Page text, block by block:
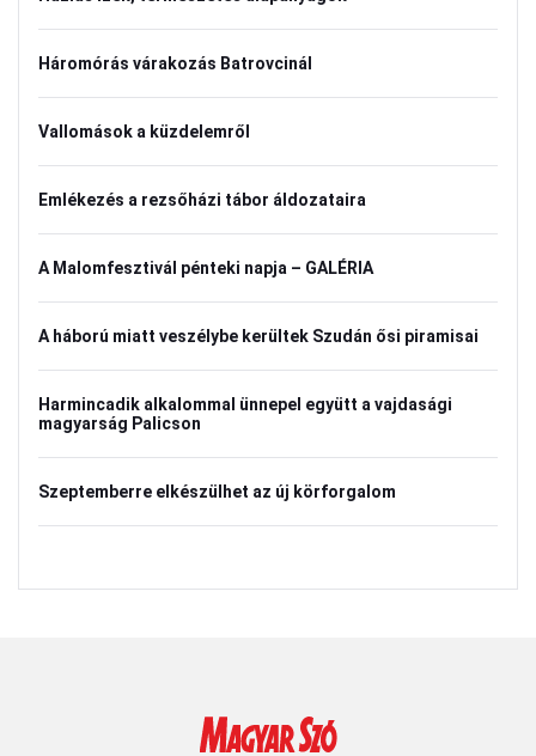
Háromórás várakozás Batrovcinál
Vallomások a küzdelemről
Emlékezés a rezsőházi tábor áldozataira
A Malomfesztivál pénteki napja – GALÉRIA
A háború miatt veszélybe kerültek Szudán ősi piramisai
Harmincadik alkalommal ünnepel együtt a vajdasági
magyarság Palicson
Szeptemberre elkészülhet az új körforgalom